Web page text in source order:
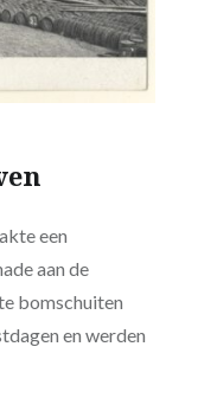
een
aan de
bomschuiten
en werden